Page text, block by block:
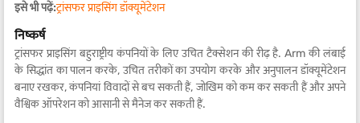
इसे भी पढ़ें:ट्रांसफर प्राइसिंग डॉक्यूमेंटेशन
निष्कर्ष
ट्रांसफर प्राइसिंग बहुराष्ट्रीय कंपनियों के लिए उचित टैक्सेशन की रीढ़ है. Arm की लंबाई
के सिद्धांत का पालन करके, उचित तरीकों का उपयोग करके और अनुपालन डॉक्यूमेंटेशन
बनाए रखकर, कंपनियां विवादों से बच सकती हैं, जोखिम को कम कर सकती हैं और अपने
वैश्विक ऑपरेशन को आसानी से मैनेज कर सकती हैं.